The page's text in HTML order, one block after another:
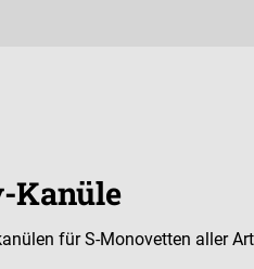
Kanüle
für S-Monovetten aller